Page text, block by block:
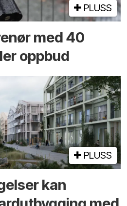
PLUSS
med 40
oppbud
PLUSS
kan